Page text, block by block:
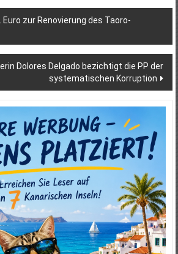
Euro zur Renovierung des Taoro-
Dolores Delgado bezichtigt die PP der
systematischen Korruption